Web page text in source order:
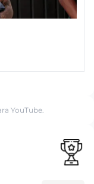
YouTube.